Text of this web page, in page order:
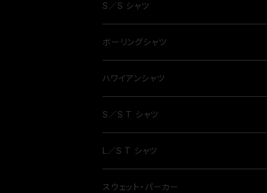
S／S シャツ
ボーリングシャツ
ハワイアンシャツ
S／S T シャツ
L／S T シャツ
スウェット・パーカー